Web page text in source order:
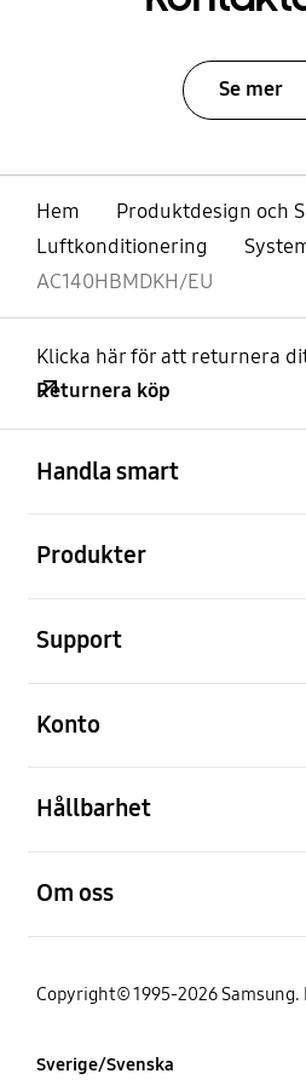
Se mer
Hem
Produktdesign och
Luftkonditionering
AC140HBMDKH/EU
Klicka här för att returnera
Returnera köp
Handla smart
Produkter
Support
Konto
Hållbarhet
Om oss
Copyright© 1995-2026
Sverige/Svenska